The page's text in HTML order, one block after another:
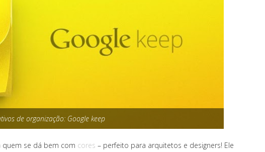
de organização: Google keep
se dá bem com cores – perfeito para arquitetos e designers! Ele